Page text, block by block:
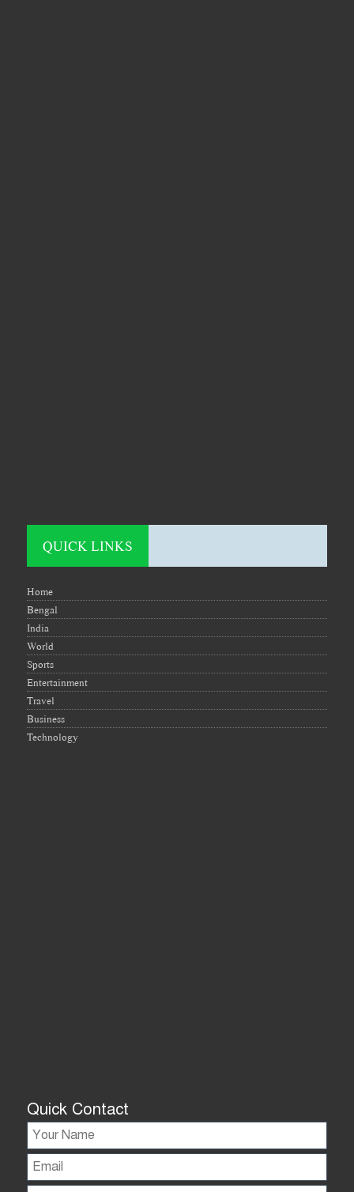
QUICK LINKS
Home
Bengal
India
World
Sports
Entertainment
Travel
Business
Technology
Quick Contact